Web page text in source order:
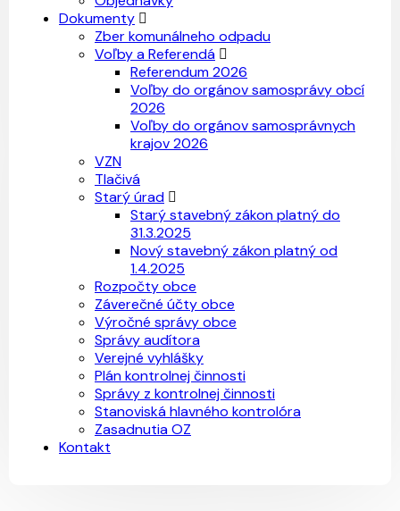
Dokumenty
Zber komunálneho odpadu
Voľby a Referendá
Referendum 2026
Voľby do orgánov samosprávy obcí
2026
Voľby do orgánov samosprávnych
krajov 2026
VZN
Tlačivá
Starý úrad
Starý stavebný zákon platný do
31.3.2025
Nový stavebný zákon platný od
1.4.2025
Rozpočty obce
Záverečné účty obce
Výročné správy obce
Správy audítora
Verejné vyhlášky
Plán kontrolnej činnosti
Správy z kontrolnej činnosti
Stanoviská hlavného kontrolóra
Zasadnutia OZ
Kontakt